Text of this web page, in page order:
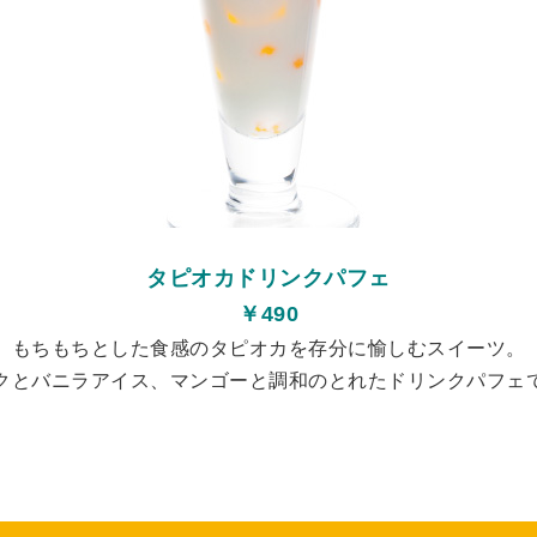
タピオカドリンクパフェ
￥490
もちもちとした食感のタピオカを存分に愉しむスイーツ。
とバニラアイス、マンゴーと調和のとれたドリンクパフェ